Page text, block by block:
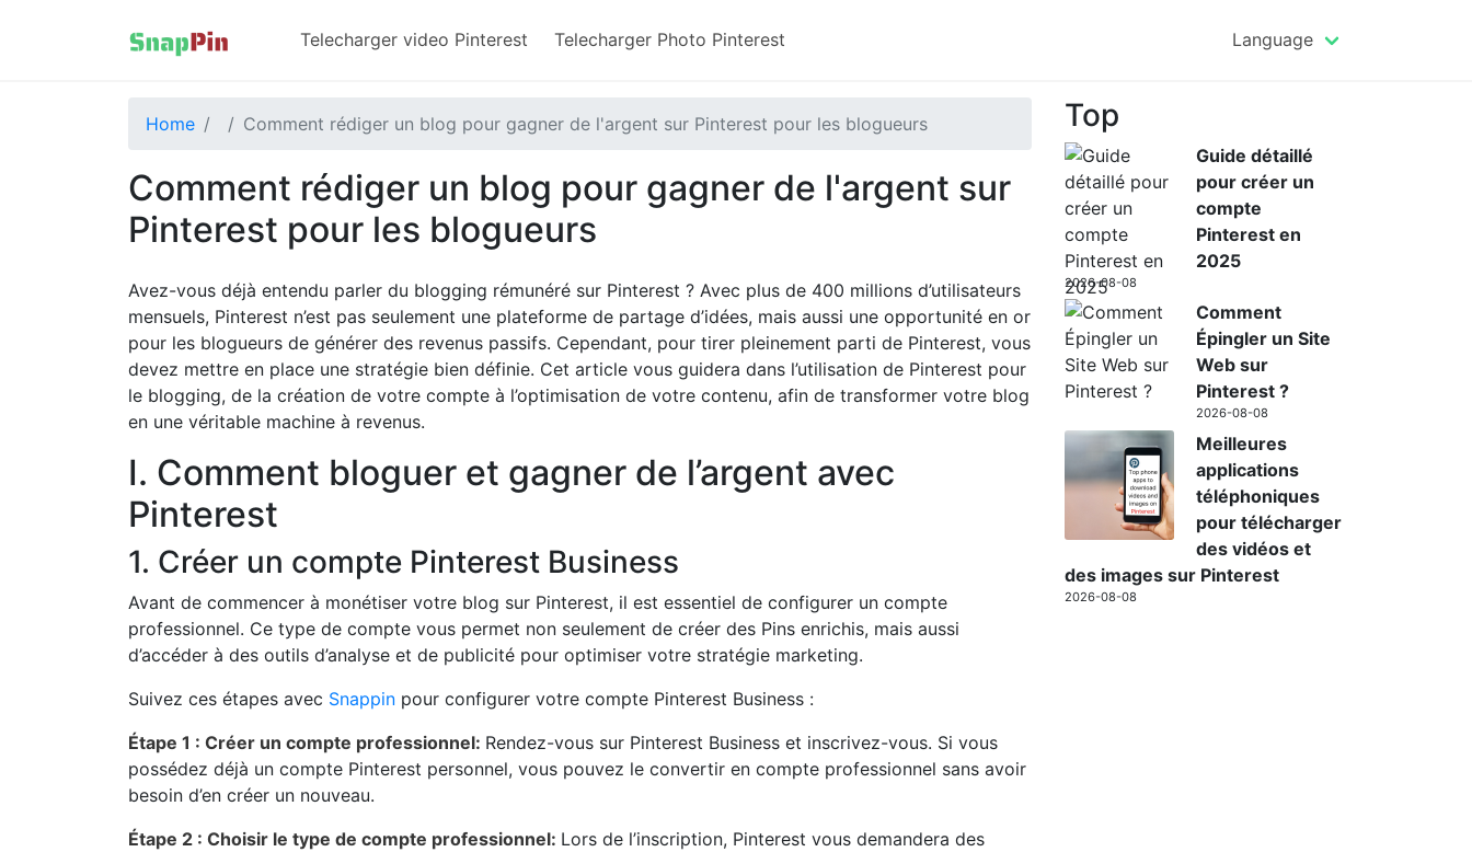
Telecharger video Pinterest​ Telecharger Photo Pinterest Language
Home Comment rédiger un blog pour gagner de l'argent sur Pinterest pour les blogueurs
Comment rédiger un blog pour gagner de l'argent sur
Pinterest pour les blogueurs
Avez-vous déjà entendu parler du blogging rémunéré sur Pinterest ? Avec plus de 400 millions d’utilisateurs
mensuels, Pinterest n’est pas seulement une plateforme de partage d’idées, mais aussi une opportunité en or
pour les blogueurs de générer des revenus passifs. Cependant, pour tirer pleinement parti de Pinterest, vous
devez mettre en place une stratégie bien définie. Cet article vous guidera dans l’utilisation de Pinterest pour
le blogging, de la création de votre compte à l’optimisation de votre contenu, afin de transformer votre blog
en une véritable machine à revenus.
I. Comment bloguer et gagner de l’argent avec
Pinterest
1. Créer un compte Pinterest Business
Avant de commencer à monétiser votre blog sur Pinterest, il est essentiel de configurer un compte
professionnel. Ce type de compte vous permet non seulement de créer des Pins enrichis, mais aussi
d’accéder à des outils d’analyse et de publicité pour optimiser votre stratégie marketing.
Suivez ces étapes avec Snappin pour configurer votre compte Pinterest Business :
Étape 1 : Créer un compte professionnel: Rendez-vous sur Pinterest Business et inscrivez-vous. Si vous
possédez déjà un compte Pinterest personnel, vous pouvez le convertir en compte professionnel sans avoir
besoin d’en créer un nouveau.
Étape 2 : Choisir le type de compte professionnel: Lors de l’inscription, Pinterest vous demandera des
Top
Guide détaillé
pour créer un
compte
Pinterest en
2025
2026-08-08
Comment
Épingler un Site
Web sur
Pinterest ?
2026-08-08
Meilleures
applications
téléphoniques
pour télécharger
des vidéos et
des images sur Pinterest
2026-08-08